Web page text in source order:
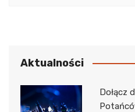
Aktualności
Dołącz